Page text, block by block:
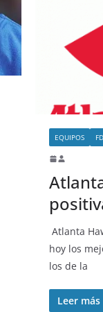
EQUIPOS
Atlanta
hoy los
los de la
Leer más